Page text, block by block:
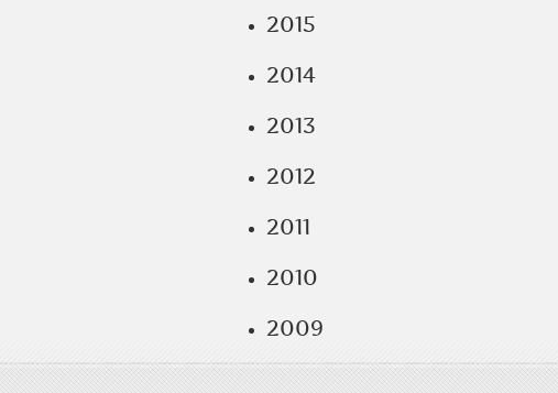
2015
2014
2013
2012
2011
2010
2009